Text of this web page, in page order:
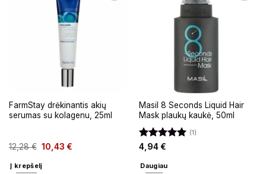
FarmStay drėkinantis akių
serumas su kolagenu, 25ml
12,28€ 10,43 €
Į krepšelį
Masil 8 Seconds Liquid Hair
Mask plaukų kaukė, 50ml
Įvertinimas:
(1)
4,94€
Daugiau